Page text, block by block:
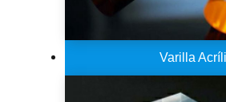
Varilla